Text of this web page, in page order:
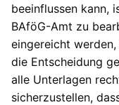
beeinflussen kann,
BAföG-Amt zu
eingereicht
die Entscheidung
alle Unterlagen
sicherzustellen,